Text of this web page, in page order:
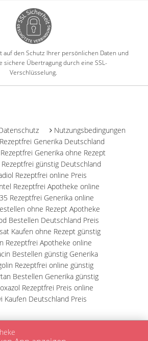
auf den Schutz Ihrer persönlichen Daten und
sichere Übertragung durch eine SSL-
Verschlüsselung.
Nutzungsbedingungen
Generika Deutschland
Generika ohne Rezept
günstig Deutschland
Rezeptfrei online Preis
Rezeptfrei Apotheke online
Rezeptfrei Generika online
ohne Rezept Apotheke
Bestellen Deutschland Preis
Kaufen ohne Rezept günstig
Rezeptfrei Apotheke online
Bestellen günstig Generika
Rezeptfrei online günstig
Bestellen Generika günstig
Rezeptfrei Preis online
Kaufen Deutschland Preis